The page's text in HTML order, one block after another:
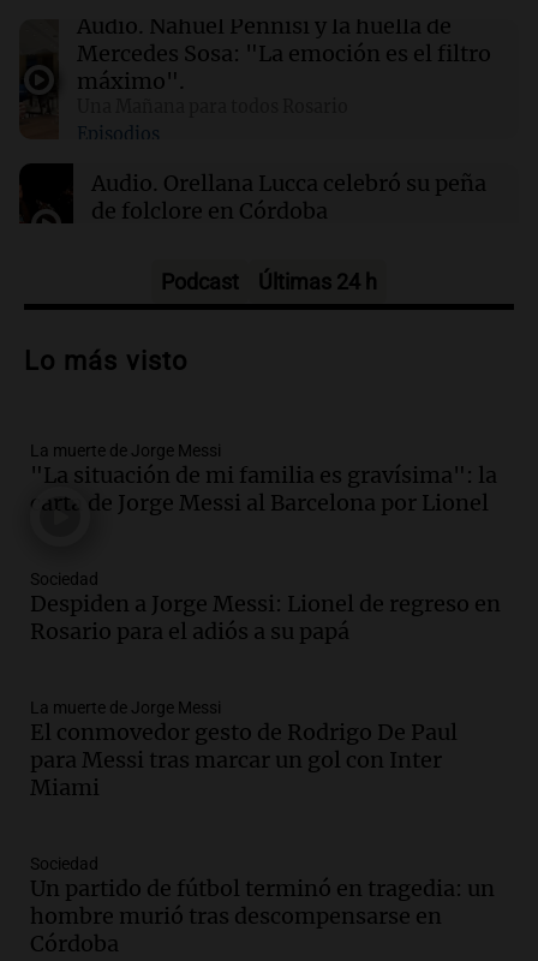
00:16 Clima
Clima en Santa Fe: cómo estará el tiempo este
Audio. Nahuel Pennisi y la huella de
Mercedes Sosa: "La emoción es el filtro
máximo".
Episodios
Audio. Orellana Lucca celebró su peña
de folclore en Córdoba
Audio.Trágico accidente en Mendoza:
vehículos desde un puente
Audio.Tragedia en Mendoza: un muerto
y cinco heridos tras caer dos autos desde
un puente
Audio.Messi llegará esta noche a
Rosario para acompañar a su familia
Episodios
Audio.Ley de Propiedad Privada: el revés
en el Congreso expuso una debilidad
comunicacional del Gobierno
Episodios
Audio.Casabindo se prepara para una
celebración única: 30.000 turistas y el
tradicional Toreo de la Vincha
Podcast Últimas 24 h
Lo más visto
La muerte de Jorge Messi
"La situación de mi familia es gravísima": la
carta de Jorge Messi al Barcelona por Lionel
Sociedad
Despiden a Jorge Messi: Lionel de regreso en
Rosario para el adiós a su papá
La muerte de Jorge Messi
El conmovedor gesto de Rodrigo De Paul
para Messi tras marcar un gol con Inter
Miami
Sociedad
Un partido de fútbol terminó en tragedia: un
hombre murió tras descompensarse en
Córdoba